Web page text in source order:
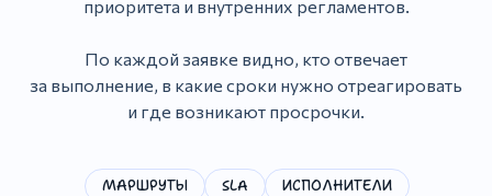
приоритета и внутренних регламентов.
По каждой заявке видно, кто отвечает
за выполнение, в какие сроки нужно отреагировать
и где возникают просрочки.
МАРШРУТЫ SLA ИСПОЛНИТЕЛИ